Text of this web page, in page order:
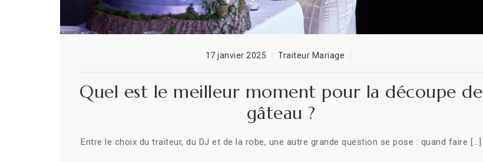
17 janvier 2025 Traiteur Mariage
Quel est le meilleur moment pour la découpe de
gâteau ?
Entre le choix du traiteur, du DJ et de la robe, une autre grande question se pose : quand faire […]